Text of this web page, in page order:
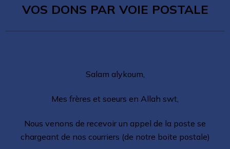
VOS DONS PAR VOIE POSTALE
Salam alykoum,
Mes frères et soeurs en Allah swt,
Nous venons de recevoir un appel de la poste se
chargeant de nos courriers (de notre boite postale)